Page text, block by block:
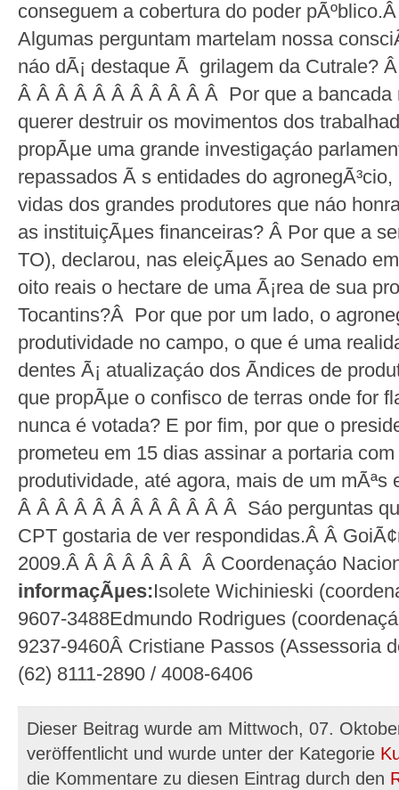
conseguem a cobertura do poder
Algumas perguntam martelam nossa
náo dÃ¡ destaque Ã grilagem da Cutrale?
Â Â Â Â Â Â Â Â Â Â Â Por que a bancada
querer destruir os movimentos dos
propÃµe uma grande investigaçáo
repassados Ã s entidades do
vidas dos grandes produtores que náo
as instituiçÃµes financeiras? Â Por que a
TO), declarou, nas eleiçÃµes ao Senado
oito reais o hectare de uma Ã¡rea de sua
Tocantins?Â Por que por um lado, o
produtividade no campo, o que é uma
dentes Ã¡ atualizaçáo dos Ã­ndices de
que propÃµe o confisco de terras onde for
nunca é votada? E por fim, por que o
prometeu em 15 dias assinar a portaria
produtividade, até agora, mais de um mÃªs
Â Â Â Â Â Â Â Â Â Â Â Â Sáo perguntas
CPT gostaria de ver respondidas.Â Â
2009.Â Â Â Â Â Â Â Â Coordenaçáo
informaçÃµes:Isolete Wichinieski
9607-3488Edmundo Rodrigues
9237-9460Â Cristiane Passos (Assessoria
(62) 8111-2890 / 4008-6406
Dieser Beitrag wurde am Mittwoch, 07.
veröffentlicht und wurde unter der Kategorie
die Kommentare zu diesen Eintrag durch den